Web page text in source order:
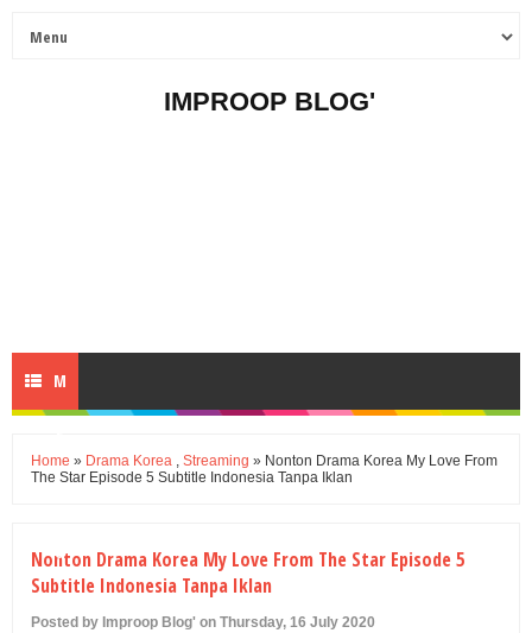
IMPROOP BLOG'
M
U
Home » Drama Korea , Streaming » Nonton Drama Korea My Love From
The Star Episode 5 Subtitle Indonesia Tanpa Iklan
Nonton Drama Korea My Love From The Star Episode 5
Subtitle Indonesia Tanpa Iklan
Posted by Improop Blog' on Thursday, 16 July 2020